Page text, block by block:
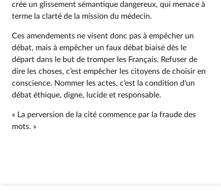
crée un glissement sémantique dangereux, qui menace à
terme la clarté de la mission du médecin.
Ces amendements ne visent donc pas à empêcher un
débat, mais à empêcher un faux débat biaisé dès le
départ dans le but de tromper les Français. Refuser de
dire les choses, c’est empêcher les citoyens de choisir en
conscience. Nommer les actes, c’est la condition d’un
débat éthique, digne, lucide et responsable.
« La perversion de la cité commence par la fraude des
mots. »